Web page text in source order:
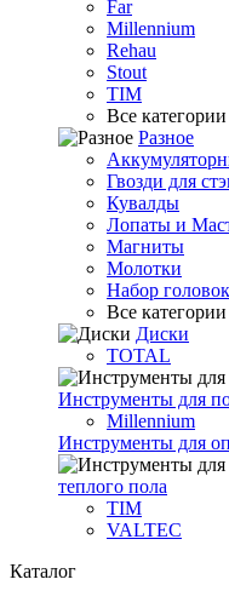
Far
Millennium
Rehau
Stout
TIM
Все
Разное
Гвозди для
Кувалды
Лопаты и
Магниты
Молотки
Набор головок
Все
Диски
TOTAL
Инструменты для
Millennium
Инструменты для
теплого пола
TIM
VALTEC
Каталог